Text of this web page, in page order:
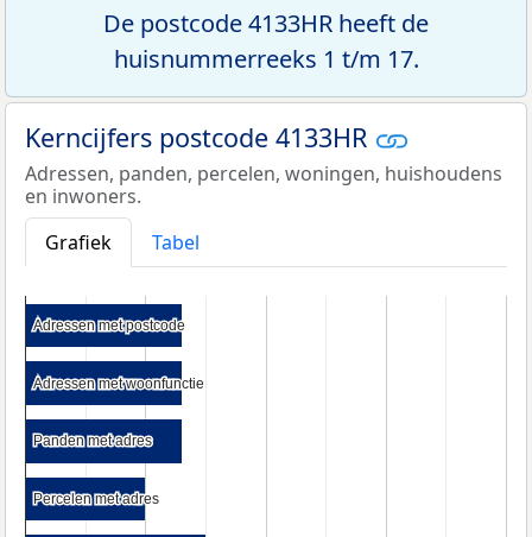
De postcode 4133HR heeft de
huisnummerreeks 1 t/m 17.
Kerncijfers postcode 4133HR
Adressen, panden, percelen, woningen, huishoudens
en inwoners.
Grafiek
Tabel
Adressen met postcode
Adressen met postcode
Adressen met woonfunctie
Adressen met woonfunctie
Panden met adres
Panden met adres
Percelen met adres
Percelen met adres